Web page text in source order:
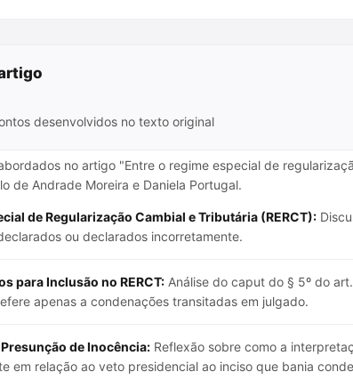
desenvolvidos no texto original
no artigo "Entre o regime especial de
de Andrade Moreira e Daniela Portugal.
de Regularização Cambial e Tributária (RERCT):
ou declarados incorretamente.
para Inclusão no RERCT: Análise do caput do § 5º do
apenas a condenações transitadas em julgado.
de Inocência: Reflexão sobre como a
em relação ao veto presidencial ao inciso que bania